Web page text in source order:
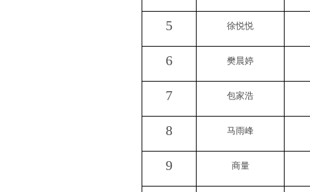
5 徐悦悦
6 樊晨婷
7 包家浩
8 马雨峰
9 商量